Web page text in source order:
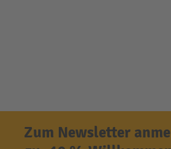
Zum Newsletter